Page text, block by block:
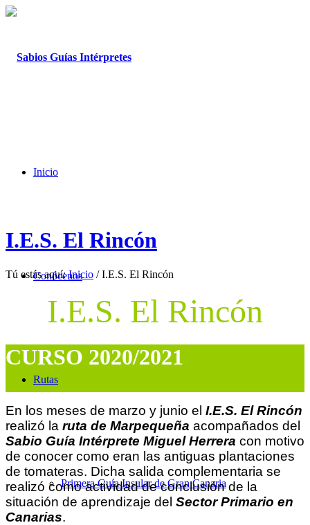
Inicio
Conócenos
Rutas
Primera Guía Insular de Gran Canaria
I.E.S. El Rincón
Tú estás aquí: Inicio / I.E.S. El Rincón
I.E.S. El Rincón
CURSO 2020/2021
En los meses de marzo y junio el I.E.S. El Rincón
realizó la ruta de Marpequeña acompañados del
Sabio Guía Intérprete Miguel Herrera con motivo
de conocer como eran las antiguas plantaciones
de tomateras. Dicha salida complementaria se
realizó como actividad de conclusión de la
situación de aprendizaje del Sector Primario en
Canarias.